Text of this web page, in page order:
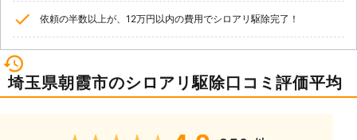
依頼の半数以上が、12万円以内の費用でシロアリ駆除完了！
埼玉県朝霞市のシロアリ駆除口コミ評価平均